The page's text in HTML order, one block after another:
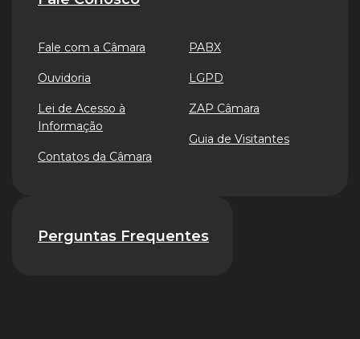
Fale com a Câmara
Ouvidoria
Lei de Acesso à
Informação
Contatos da Câmara
PABX
LGPD
ZAP Câmara
Guia de Visitantes
Perguntas Frequentes